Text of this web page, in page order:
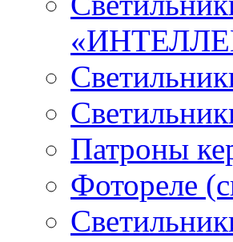
Патроны
Фотореле